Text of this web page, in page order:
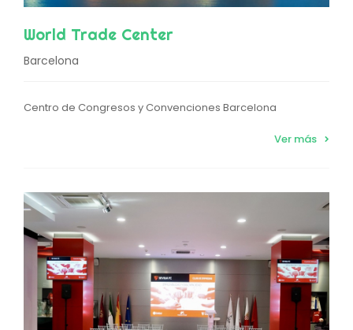
World Trade Center
Barcelona
Centro de Congresos y Convenciones Barcelona
Ver más